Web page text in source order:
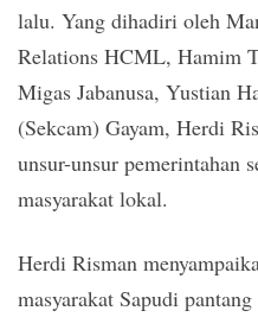
lalu. Yang dihadiri oleh
Relations HCML, Hamim
Migas Jabanusa, Yustian
(Sekcam) Gayam, Herdi
unsur-unsur pemerintahan
masyarakat lokal.
Herdi Risman
masyarakat Sapudi